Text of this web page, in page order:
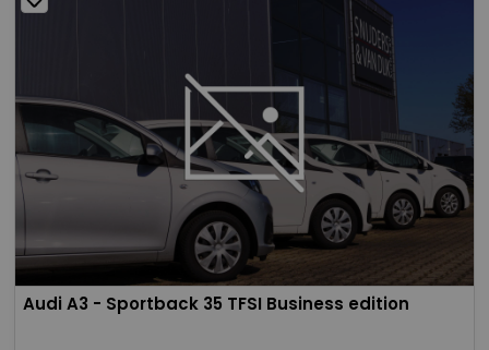
Audi A3 - Sportback 35 TFSI Business edition